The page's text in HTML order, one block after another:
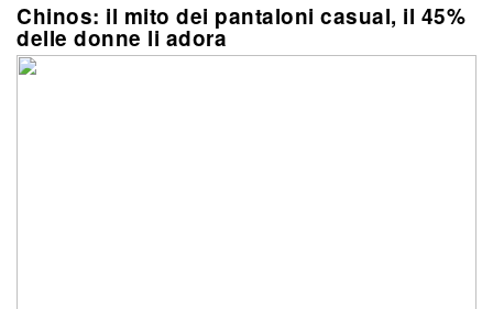
Chinos: il mito dei pantaloni casual, il 45%
delle donne li adora